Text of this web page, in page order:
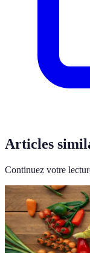
Articles
Continuez votre